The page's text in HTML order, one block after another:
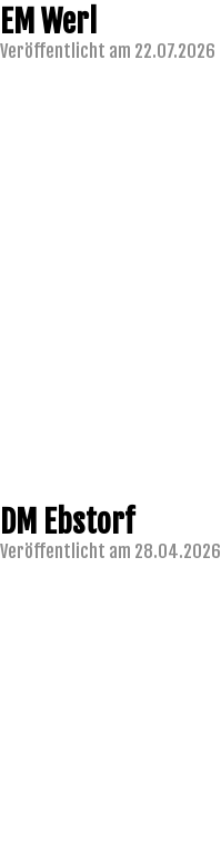
EM Werl
Veröffentlicht am 22.07.2026
DM Ebstorf
Veröffentlicht am 28.04.2026